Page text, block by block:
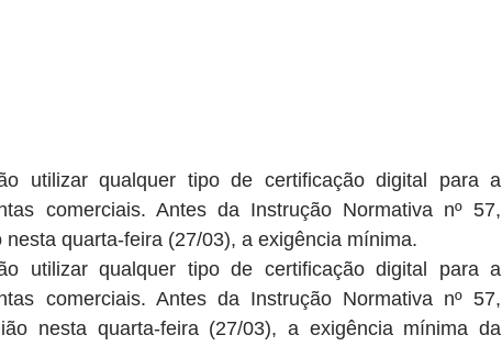
utilizar qualquer tipo de certificação digital para a
comerciais. Antes da Instrução Normativa nº 57,
quarta-feira (27/03), a exigência mínima.
utilizar qualquer tipo de certificação digital para a
comerciais. Antes da Instrução Normativa nº 57,
nesta quarta-feira (27/03), a exigência mínima da